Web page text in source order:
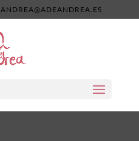
ANDREA@ADEANDREA.ES